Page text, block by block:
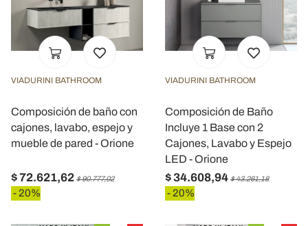
VIADURINI BATHROOM
Composición de baño con
cajones, lavabo, espejo y
mueble de pared - Orione
$ 72.621,62 $ 90.777,02
- 20%
VIADURINI BATHROOM
Composición de Baño
Incluye 1 Base con 2
Cajones, Lavabo y Espejo
LED - Orione
$ 34.608,94 $ 43.261,18
- 20%